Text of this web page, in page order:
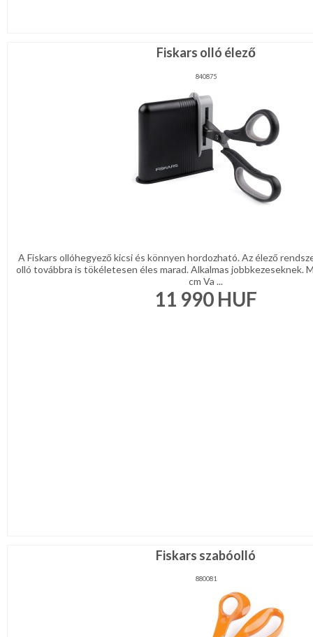
Fiskars olló élező
840875
A Fiskars ollóhegyező kicsi és könnyen hordozható. Az élező
olló továbbra is tökéletesen éles marad. Alkalmas jobbkezeseknek.
cm Va ...
11 990 HUF
Fiskars szabóolló
880081